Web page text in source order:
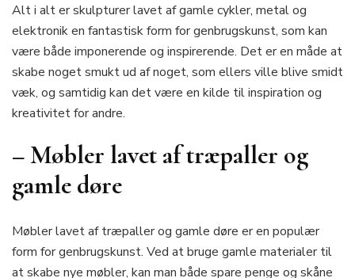
Alt i alt er skulpturer lavet af gamle cykler, metal og
elektronik en fantastisk form for genbrugskunst, som kan
være både imponerende og inspirerende. Det er en måde at
skabe noget smukt ud af noget, som ellers ville blive smidt
væk, og samtidig kan det være en kilde til inspiration og
kreativitet for andre.
– Møbler lavet af træpaller og
gamle døre
Møbler lavet af træpaller og gamle døre er en populær
form for genbrugskunst. Ved at bruge gamle materialer til
at skabe nye møbler, kan man både spare penge og skåne